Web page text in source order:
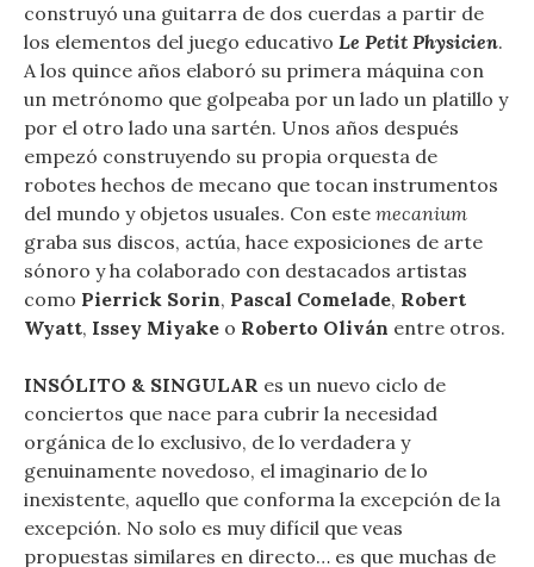
construyó una guitarra de dos cuerdas a partir de
los elementos del juego educativo Le Petit Physicien.
A los quince años elaboró su primera máquina con
un metrónomo que golpeaba por un lado un platillo y
por el otro lado una sartén. Unos años después
empezó construyendo su propia orquesta de
robotes hechos de mecano que tocan instrumentos
del mundo y objetos usuales. Con este mecanium
graba sus discos, actúa, hace exposiciones de arte
sónoro y ha colaborado con destacados artistas
como Pierrick Sorin, Pascal Comelade, Robert
Wyatt, Issey Miyake o Roberto Oliván entre otros.
INSÓLITO & SINGULAR es un nuevo ciclo de
conciertos que nace para cubrir la necesidad
orgánica de lo exclusivo, de lo verdadera y
genuinamente novedoso, el imaginario de lo
inexistente, aquello que conforma la excepción de la
excepción. No solo es muy difícil que veas
propuestas similares en directo… es que muchas de